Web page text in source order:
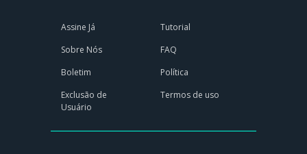
Assine Já
Sobre Nós
Boletim
Exclusão de
Usuário
Tutorial
FAQ
Política
Termos de uso